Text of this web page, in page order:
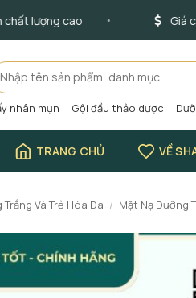
lượng cao Giá cả
nhân mụn Gội đầu thảo dược
TRANG CHỦ VỀ
Và Trẻ Hóa Da / Mặt Nạ Dưỡng